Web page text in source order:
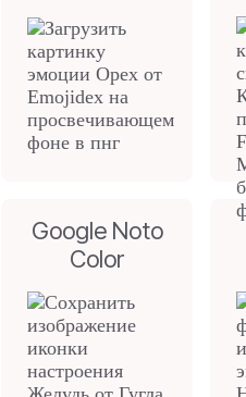
Google Noto
Color